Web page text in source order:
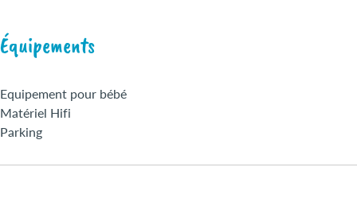
Équipements
Equipement pour bébé
Matériel Hifi
Parking